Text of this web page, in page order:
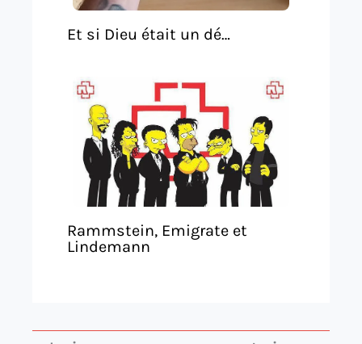
Et si Dieu était un dé…
Rammstein, Emigrate et
Lindemann